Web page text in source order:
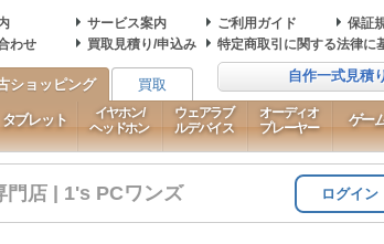
サービス案内 ご利用ガイド
保証
わせ 買取見積り/申込み 特定商取引に関する法律に
自作一式見積
ショッピング 買取
タブレット
イヤホン/
ヘッドホン
ウェアラブ
ルデバイス
オーディオ
プレーヤー
ゲー
門店 | 1's PCワンズ ログイン